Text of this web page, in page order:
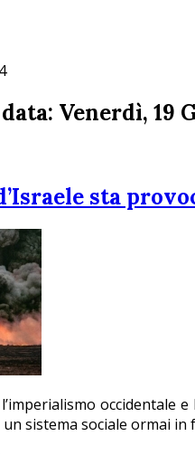
Venerdì, 19
sta
occidentale
sistema sociale ormai in